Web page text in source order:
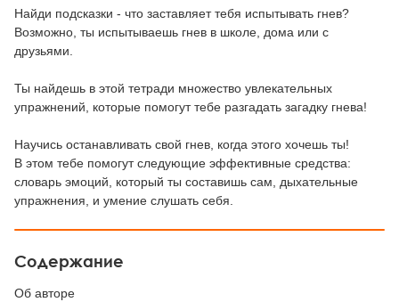
Найди подсказки - что заставляет тебя испытывать гнев?
Возможно, ты испытываешь гнев в школе, дома или с
друзьями.
Ты найдешь в этой тетради множество увлекательных
упражнений, которые помогут тебе разгадать загадку гнева!
Научись останавливать свой гнев, когда этого хочешь ты!
В этом тебе помогут следующие эффективные средства:
словарь эмоций, который ты составишь сам, дыхательные
упражнения, и умение слушать себя.
Содержание
Об авторе